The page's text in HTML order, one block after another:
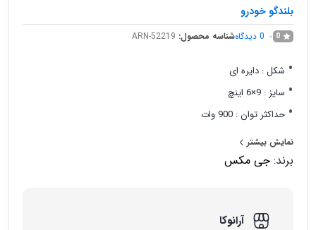
بلندگو خودرو
0
0 دیدگاهشناسه محصول: ARN-52219
شکل : دایره ای
سایز : 9×6 اینچ
حداکثر توان : 900 وات
توان اسمی (RMS) : 300 وات
تعداد در هر جعبه : یک عدد
نمایش بیشتر
برند:جی مکس
آرانوکا